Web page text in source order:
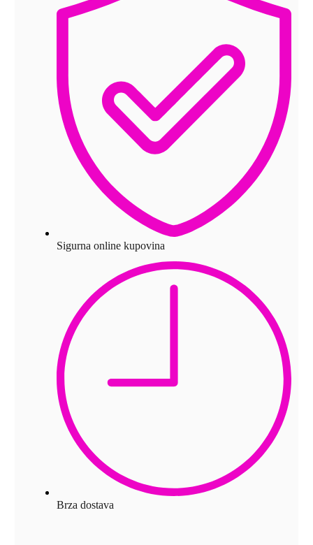
Sigurna online kupovina
Brza dostava